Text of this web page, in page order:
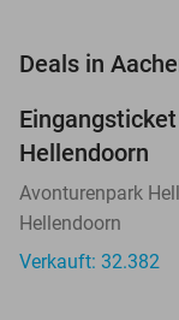
Deals in
Hellendoorn
Avonturenpark
Hellendoorn
Verkauft: 32.382